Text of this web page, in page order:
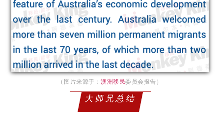
（图片来源于：澳洲移民委员会报告）
大师兄总结